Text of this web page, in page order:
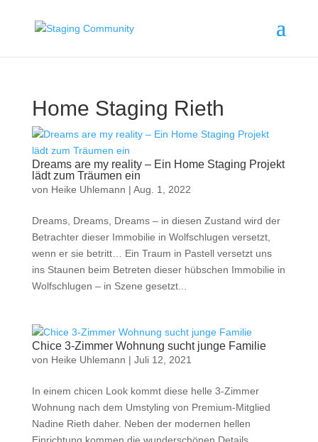
Home Staging Rieth
Dreams are my reality – Ein Home Staging Projekt
lädt zum Träumen ein
von Heike Uhlemann | Aug. 1, 2022
Dreams, Dreams, Dreams – in diesen Zustand wird der
Betrachter dieser Immobilie in Wolfschlugen versetzt,
wenn er sie betritt… Ein Traum in Pastell versetzt uns
ins Staunen beim Betreten dieser hübschen Immobilie in
Wolfschlugen – in Szene gesetzt...
Chice 3-Zimmer Wohnung sucht junge Familie
von Heike Uhlemann | Juli 12, 2021
In einem chicen Look kommt diese helle 3-Zimmer
Wohnung nach dem Umstyling von Premium-Mitglied
Nadine Rieth daher. Neben der modernen hellen